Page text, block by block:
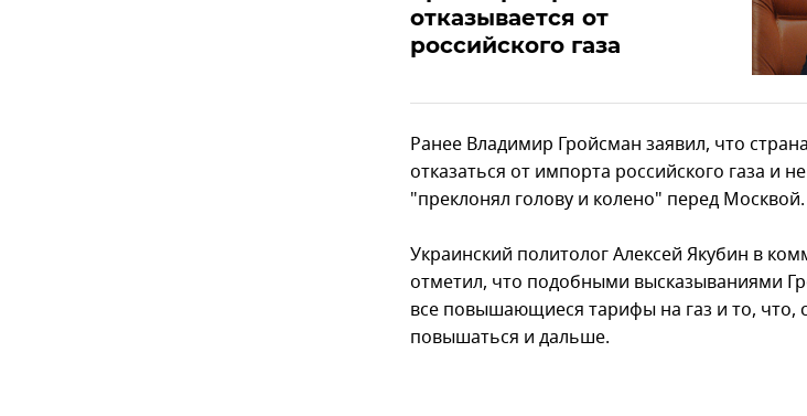
отказывается от
российского газа
Ранее Владимир Гройсман заявил, что
отказаться от импорта российского газа и
"преклонял голову и колено" перед Москвой.
Украинский политолог Алексей Якубин в
отметил, что подобными высказываниями
все повышающиеся тарифы на газ и то, что,
повышаться и дальше.